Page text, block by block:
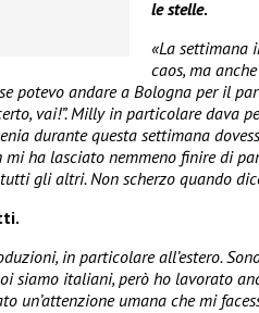
le stelle.
«La settimana
caos, ma
potevo andare a Bologna per il
vai!”. Milly in particolare dava
durante questa settimana
ha lasciato nemmeno finire di
tutti gli altri. Non scherzo quando
in particolare all’estero.
siamo italiani, però ho lavorato
un’attenzione umana che mi